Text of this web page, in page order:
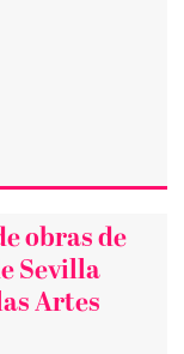
obras de
Sevilla
Artes